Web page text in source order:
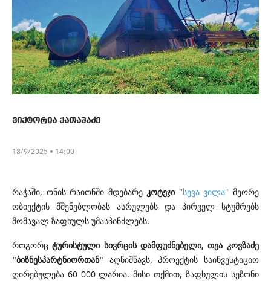
ვიქტორია ქათამაძე
18/9/2025 • 14:00
რაჭაში, ონის რაიონში მდებარეკოტეჯი "სევა ვილა" მეორე
ობიექტის მშენებლობას ასრულებს და პირველ სტუმრებს
მომავალ ზაფხულს უმასპინძლებს.
როგორცტურისტული სივრცის დამფუძნებელი, თეა კოვზაძე
"ბიზნესპარტნიორთან" აღნიშნავს, პროექტის საინვესტიციო
ღირებულება 60 000 ლარია. მისი თქმით, ზაფხულის სეზონი